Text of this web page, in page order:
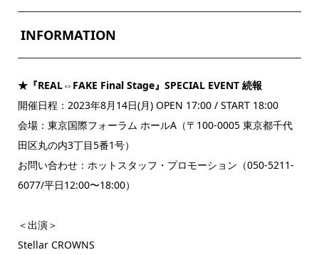
INFORMATION
★『REAL⇔FAKE Final Stage』SPECIAL EVENT 続報
開催日程：2023年8月14日(月) OPEN 17:00 / START 18:00
会場：東京国際フォーラム ホールA（〒100-0005 東京都千代
田区丸の内3丁目5番1号）
お問い合わせ：ホットスタッフ・プロモーション（050-5211-
6077/平日12:00〜18:00）
＜出演＞
Stellar CROWNS